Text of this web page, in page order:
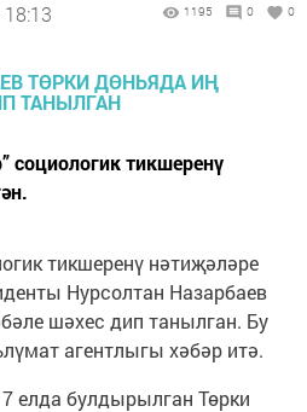
1195 0 0
социологик тикшеренү
тикшеренү нәтиҗәләре
Нурсолтан Назарбаев
шәхес дип танылган. Бу
агентлыгы хәбәр итә.
елда булдырылган Төрки